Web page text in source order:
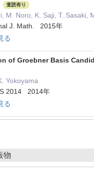
査読有り
M. Noro, K. Saji, T. Sasaki,
J. Math. 2015年
る
of Groebner Basis
Yokoyama
2014 2014年
る
物